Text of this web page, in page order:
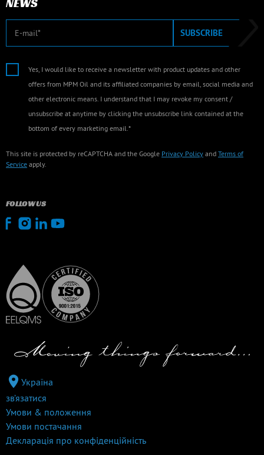
E-mail SUBSCRIBE
Yes, I would like to receive a newsletter with product updates and other
offers from MPM Oil and its affiliated companies by email, social media and
other electronic means. I understand that I may revoke my consent /
unsubscribe at anytime by clicking the unsubscribe link contained at the
bottom of every marketing email.*
This site is protected by reCAPTCHA and the Google Privacy Policy and Terms of
Service apply.
FOLLOW US
Україна
зв’язатися
Умови & положення
Умови постачання
Декларація про конфіденційність